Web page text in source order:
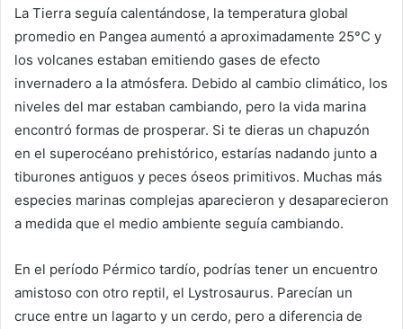
La Tierra seguía calentándose, la temperatura global
promedio en Pangea aumentó a aproximadamente 25°C y
los volcanes estaban emitiendo gases de efecto
invernadero a la atmósfera. Debido al cambio climático, los
niveles del mar estaban cambiando, pero la vida marina
encontró formas de prosperar. Si te dieras un chapuzón
en el superocéano prehistórico, estarías nadando junto a
tiburones antiguos y peces óseos primitivos. Muchas más
especies marinas complejas aparecieron y desaparecieron
a medida que el medio ambiente seguía cambiando.
En el período Pérmico tardío, podrías tener un encuentro
amistoso con otro reptil, el Lystrosaurus. Parecían un
cruce entre un lagarto y un cerdo, pero a diferencia de